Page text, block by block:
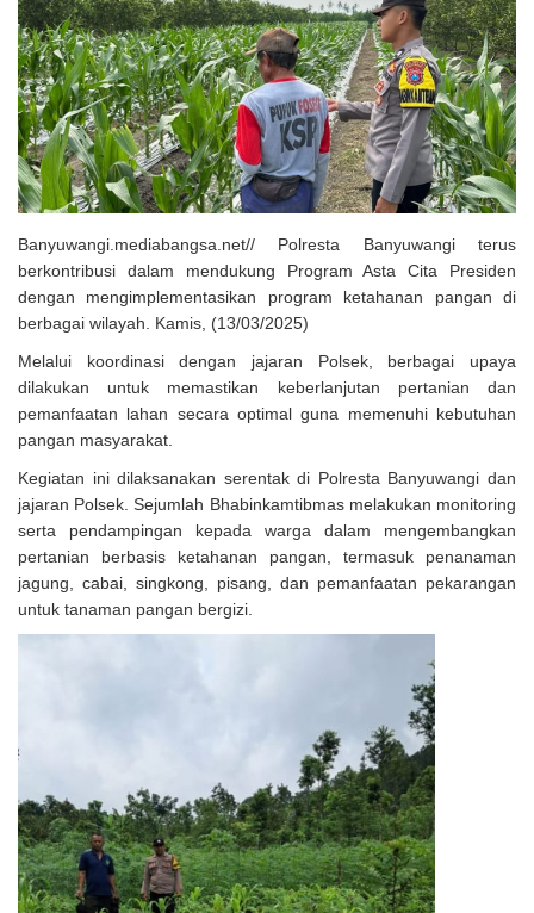
Uji Coba Program NADI JKN
Banyuwangi.mediabangsa.net// Polresta Banyuwangi terus
berkontribusi dalam mendukung Program Asta Cita Presiden
dengan mengimplementasikan program ketahanan pangan di
berbagai wilayah. Kamis, (13/03/2025)
Melalui koordinasi dengan jajaran Polsek, berbagai upaya
dilakukan untuk memastikan keberlanjutan pertanian dan
pemanfaatan lahan secara optimal guna memenuhi kebutuhan
pangan masyarakat.
Kegiatan ini dilaksanakan serentak di Polresta Banyuwangi dan
jajaran Polsek. Sejumlah Bhabinkamtibmas melakukan monitoring
serta pendampingan kepada warga dalam mengembangkan
pertanian berbasis ketahanan pangan, termasuk penanaman
jagung, cabai, singkong, pisang, dan pemanfaatan pekarangan
untuk tanaman pangan bergizi.